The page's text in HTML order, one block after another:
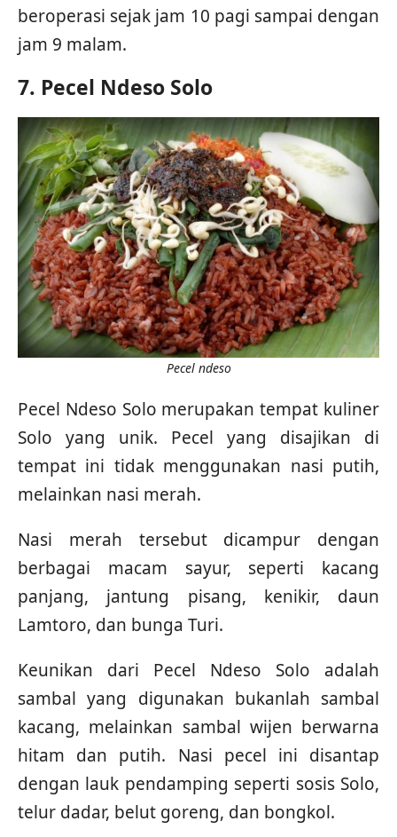
beroperasi sejak jam 10 pagi sampai dengan
jam 9 malam.
7. Pecel Ndeso Solo
Pecel ndeso
Pecel Ndeso Solo merupakan tempat kuliner
Solo yang unik. Pecel yang disajikan di
tempat ini tidak menggunakan nasi putih,
melainkan nasi merah.
Nasi merah tersebut dicampur dengan
berbagai macam sayur, seperti kacang
panjang, jantung pisang, kenikir, daun
Lamtoro, dan bunga Turi.
Keunikan dari Pecel Ndeso Solo adalah
sambal yang digunakan bukanlah sambal
kacang, melainkan sambal wijen berwarna
hitam dan putih. Nasi pecel ini disantap
dengan lauk pendamping seperti sosis Solo,
telur dadar, belut goreng, dan bongkol.